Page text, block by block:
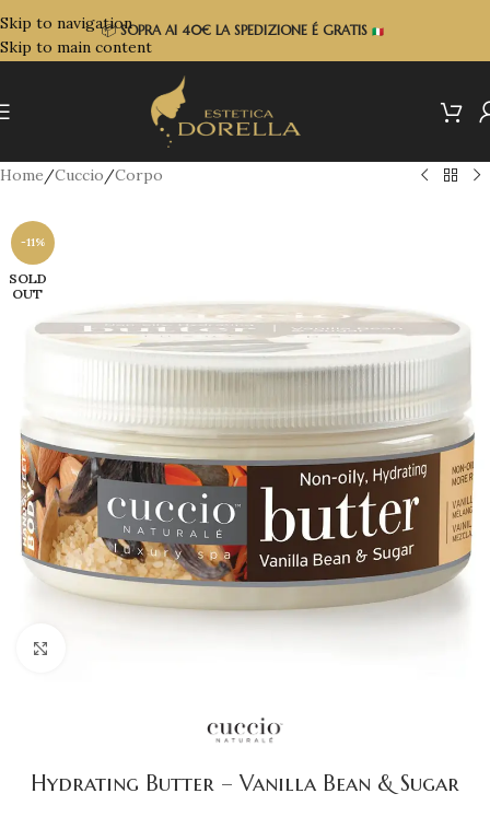
Skip to navigation
Skip to main content
📦 SOPRAAI 40€ LA SPEDIZIONE É GRATIS
Home/Cuccio/Corpo
-11%
SOLD
OUT
Hydrating Butter – Vanilla Bean & Sugar